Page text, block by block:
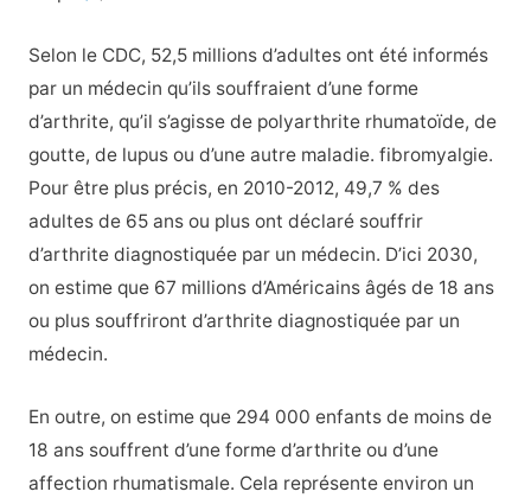
Selon le CDC, 52,5 millions d’adultes ont été informés
par un médecin qu’ils souffraient d’une forme
d’arthrite, qu’il s’agisse de polyarthrite rhumatoïde, de
goutte, de lupus ou d’une autre maladie. fibromyalgie.
Pour être plus précis, en 2010-2012, 49,7 % des
adultes de 65 ans ou plus ont déclaré souffrir
d’arthrite diagnostiquée par un médecin. D’ici 2030,
on estime que 67 millions d’Américains âgés de 18 ans
ou plus souffriront d’arthrite diagnostiquée par un
médecin.
En outre, on estime que 294 000 enfants de moins de
18 ans souffrent d’une forme d’arthrite ou d’une
affection rhumatismale. Cela représente environ un